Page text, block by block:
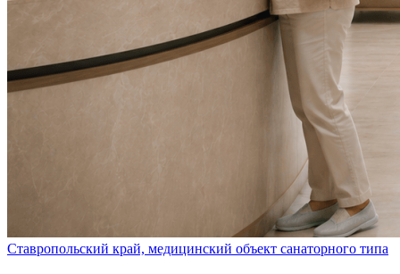
Ставропольский край, медицинский объект санаторного типа